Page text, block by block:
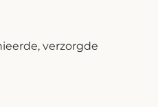
verzorgde